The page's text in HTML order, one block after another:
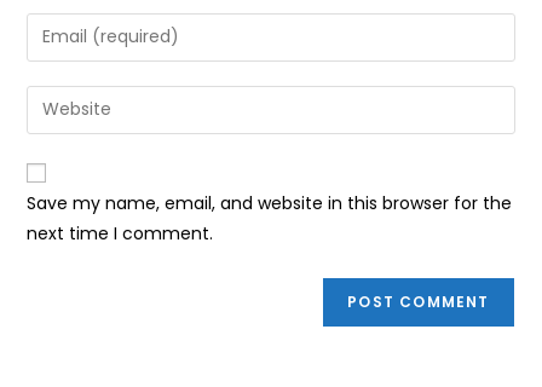
name
or
to
comment
Enter
your
email
address
comment
Enter
your
website
URL
(optional)
Save my name, email, and website in this browser for the
next time I comment.